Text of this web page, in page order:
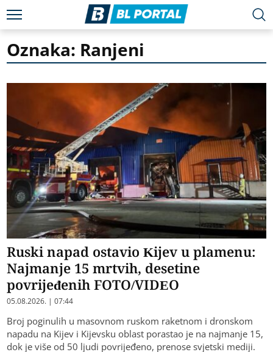
Oznaka: Ranjeni
Ruski napad ostavio Kijev u plamenu:
Najmanje 15 mrtvih, desetine
povrijeđenih FOTO/VIDEO
05.08.2026. | 07:44
Broj poginulih u masovnom ruskom raketnom i dronskom
napadu na Kijev i Kijevsku oblast porastao je na najmanje 15,
dok je više od 50 ljudi povrijeđeno, prenose svjetski mediji.